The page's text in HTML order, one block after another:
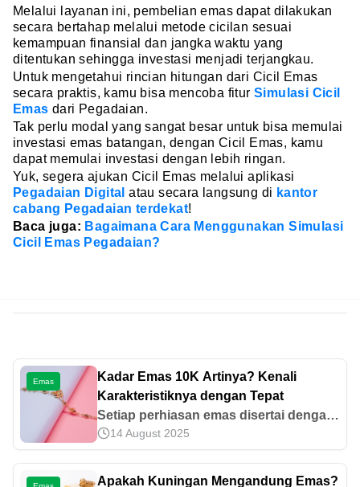
Melalui layanan ini, pembelian emas dapat dilakukan
secara bertahap melalui metode cicilan sesuai
kemampuan finansial dan jangka waktu yang
ditentukan sehingga investasi menjadi terjangkau.
Untuk mengetahui rincian hitungan dari Cicil Emas
secara praktis, kamu bisa mencoba fitur Simulasi Cicil
Emas dari Pegadaian.
Tak perlu modal yang sangat besar untuk bisa memulai
investasi emas batangan, dengan Cicil Emas, kamu
dapat memulai investasi dengan lebih ringan.
Yuk, segera ajukan Cicil Emas melalui aplikasi
Pegadaian Digital atau secara langsung di kantor
cabang Pegadaian terdekat!
Baca juga: Bagaimana Cara Menggunakan Simulasi
Cicil Emas Pegadaian?
Emas
Kadar Emas 10K Artinya? Kenali
Karakteristiknya dengan Tepat
Setiap perhiasan emas disertai dengan
keterangan karat atau kandungan emas
di dalamnya. Mari kenali karakteristik
emas 10K dengan tepat di sini.
14 August 2025
Apakah Kuningan Mengandung Emas?